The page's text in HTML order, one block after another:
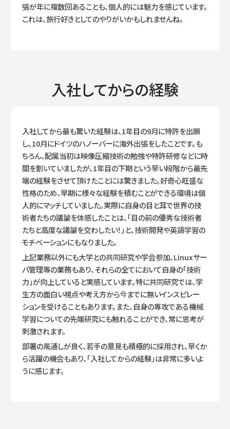
張が年に複数回あることも、個人的には魅力を感じています。
これは、旅行好きとしてのやりがいかもしれませんね。
入社してからの経験
入社してから最も驚いた経験は、1年目の9月に特許を出願
し、10月にドイツのハノーバーに海外出張をしたことです。も
ちろん、配属当初は映像圧縮技術の勉強や特許研修などに時
間を割いていましたが、1年目の下期という早い段階から最先
端の経験をさせて頂けたことには驚きました。好奇心旺盛な
性格のため、早期に様々な経験を積むことができる環境は個
人的にマッチしていました。実際に自身の目と耳で世界の技
術者たちの議論を体感したことは、「目の前の優秀な技術者
たちと高度な議論を交わしたい！」と、技術開発や英語学習の
モチベーションにもなりました。
上記業務以外にも大学との共同研究や学会参加、Linuxサー
バ管理等の業務もあり、それらの全てにおいて自身の「技術
力」が向上していると実感しています。特に共同研究では、学
生方の面白い視点や考え方から今までに無いインスピレー
ションを受けることもあります。また、自身の専攻である機械
学習についての先端研究にも触れることができ、常に思考が
刺激されます。
部署の風通しが良く、若手の意見も積極的に採用され、早くか
ら活躍の機会もあり、「入社してからの経験」は非常に多いよ
うに感じます。